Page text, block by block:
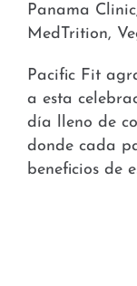
Panama
MedTrition,
Pacific Fit
a esta
día lleno de
donde cada
beneficios de